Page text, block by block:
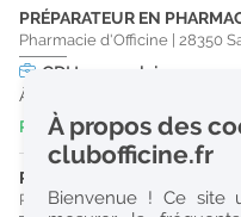
PRÉPARATEUR EN
Pharmacie d'Officine 28350
CDI temps plein
À partir du 30/09/26
Publiée il y a 5 jour(s)
PHARMACIEN (H/F)
Pharmacie d'Officine|27530
À propos des
clubofficine.fr
Bienvenue ! Ce site